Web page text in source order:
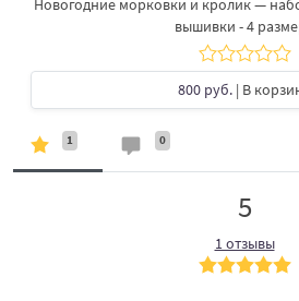
вышивки - 4
800 руб. | В
1 0
5
1 отзывы